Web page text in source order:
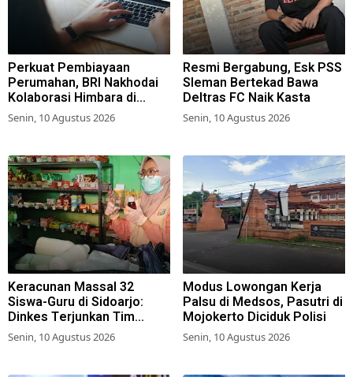
Perkuat Pembiayaan
Perumahan, BRI Nakhodai
Kolaborasi Himbara di
Danantara Housing Expo
2026
Senin, 10 Agustus 2026
Resmi Bergabung, Esk PSS
Sleman Bertekad Bawa
Deltras FC Naik Kasta
Senin, 10 Agustus 2026
Keracunan Massal 32
Siswa-Guru di Sidoarjo:
Dinkes Terjunkan Tim
Epidemiologi, Kantin
Sekolah Ditutup
Senin, 10 Agustus 2026
Modus Lowongan Kerja
Palsu di Medsos, Pasutri di
Mojokerto Diciduk Polisi
Senin, 10 Agustus 2026